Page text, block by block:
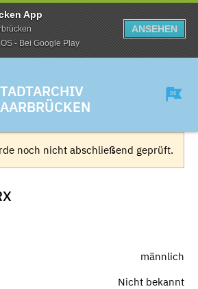
App
- Bei Google Play
ANSEHEN
noch nicht abschließend geprüft.
männlich
Nicht bekannt